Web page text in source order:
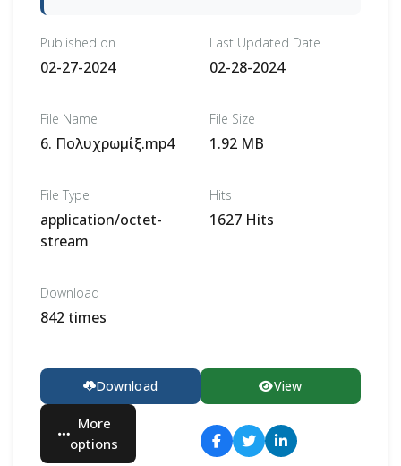
Published on
02-27-2024
Last Updated Date
02-28-2024
File Name
6. Πολυχρωμίξ.mp4
File Size
1.92 MB
File Type
application/octet-
stream
Hits
1627 Hits
Download
842 times
Download View
More
options